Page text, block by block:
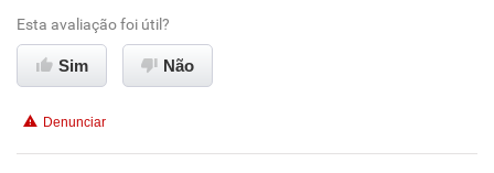
Benefícios
Recomenda esta empresa
Não recomenda a diretoria
Esta avaliação foi útil?
Sim Não
Denunciar